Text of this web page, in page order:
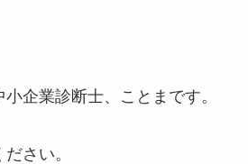
企業診断士、ことまです。
さい。